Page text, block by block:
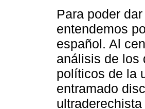
Para poder
entendemos
español. Al
análisis de los
políticos de la
entramado